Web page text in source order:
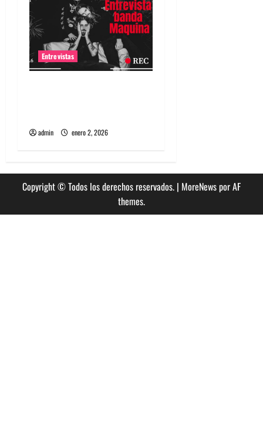
Entrevistas
admin enero 2, 2026
Copyright © Todos los derechos reservados. | MoreNewspor AF
themes.